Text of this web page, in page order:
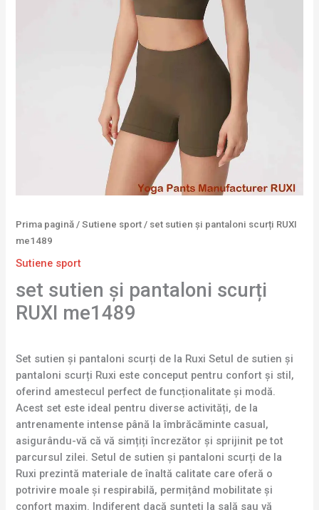
Prima pagină /Sutiene sport / set sutien și pantaloni scurți RUXI
me1489
Sutiene sport
set sutien și pantaloni scurți
RUXI me1489
Set sutien și pantaloni scurți de la Ruxi Setul de sutien și
pantaloni scurți Ruxi este conceput pentru confort și stil,
oferind amestecul perfect de funcționalitate și modă.
Acest set este ideal pentru diverse activități, de la
antrenamente intense până la îmbrăcăminte casual,
asigurându-vă că vă simțiți încrezător și sprijinit pe tot
parcursul zilei. Setul de sutien și pantaloni scurți de la
Ruxi prezintă materiale de înaltă calitate care oferă o
potrivire moale și respirabilă, permițând mobilitate și
confort maxim. Indiferent dacă sunteți la sală sau vă